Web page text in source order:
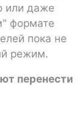
или даже
формате
пока не
режим.
перенести